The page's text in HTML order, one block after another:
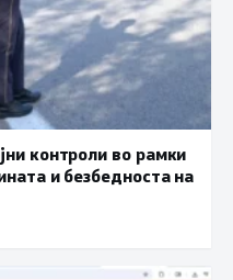
контроли во рамки
и безбедноста на